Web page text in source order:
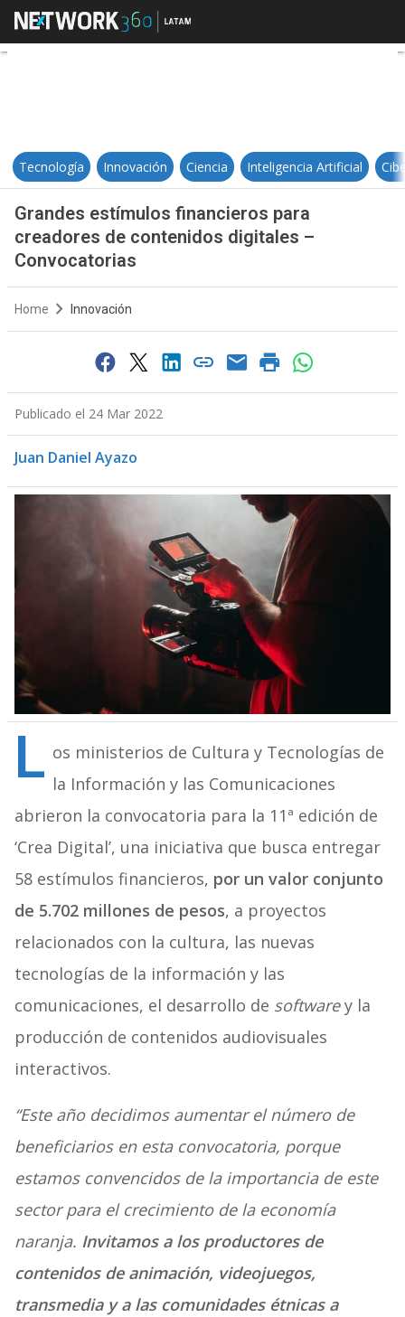
Grandes estímulos financieros
Tecnología Innovación Ciencia Inteligencia Artificial
Grandes estímulos financieros para
creadores de contenidos digitales –
Convocatorias
Home Innovación
Publicado el 24 Mar 2022
Juan Daniel Ayazo
L os ministerios de Cultura y Tecnologías de
la Información y las Comunicaciones
abrieron la convocatoria para la 11ª edición de
‘Crea Digital’, una iniciativa que busca entregar
58 estímulos financieros, por un valor conjunto
de 5.702 millones de pesos, a proyectos
relacionados con la cultura, las nuevas
tecnologías de la información y las
comunicaciones, el desarrollo de softwarey la
producción de contenidos audiovisuales
interactivos.
“Este año decidimos aumentar el número de
beneficiarios en esta convocatoria, porque
estamos convencidos de la importancia de este
sector para el crecimiento de la economía
naranja. Invitamos a los productores de
contenidos de animación, videojuegos,
transmedia y a las comunidades étnicas a